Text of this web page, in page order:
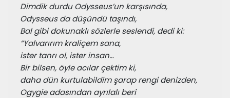
Dimdik durdu Odysseus’un karşısında,
Odysseus da düşündü taşındı,
Bal gibi dokunaklı sözlerle seslendi, dedi ki:
“Yalvarırım kraliçem sana,
ister tanrı ol, ister insan…
Bir bilsen, öyle acılar çektim ki,
daha dün kurtulabildim şarap rengi denizden,
Ogygie adasından ayrılalı beri